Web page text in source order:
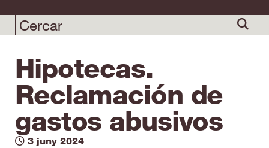
Hipotecas.
Reclamación de
gastos abusivos
3 juny 2024